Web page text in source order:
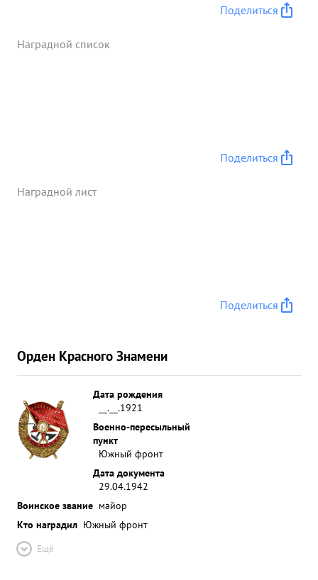
Поделиться
Наградной список
Поделиться
Наградной лист
Поделиться
Орден Красного Знамени
Дата рождения
__.__.1921
Военно-пересыльный
пункт
Южный фронт
Дата документа
29.04.1942
Воинское звание майор
Кто наградил Южный фронт
Ещё